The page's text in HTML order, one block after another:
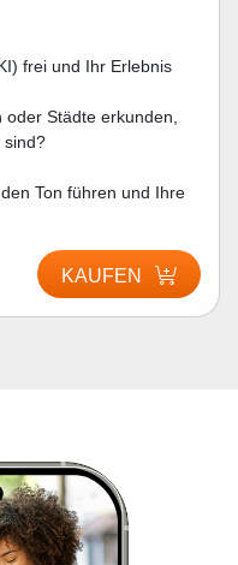
frei und Ihr Erlebnis
Städte erkunden,
sind?
Ton führen und Ihre
KAUFEN